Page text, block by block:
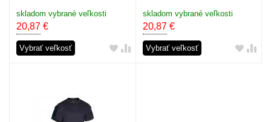
skladom vybrané veľkosti
20,87 €
Vybrať veľkosť
skladom vybrané veľkosti
20,87€
Vybrať veľkosť